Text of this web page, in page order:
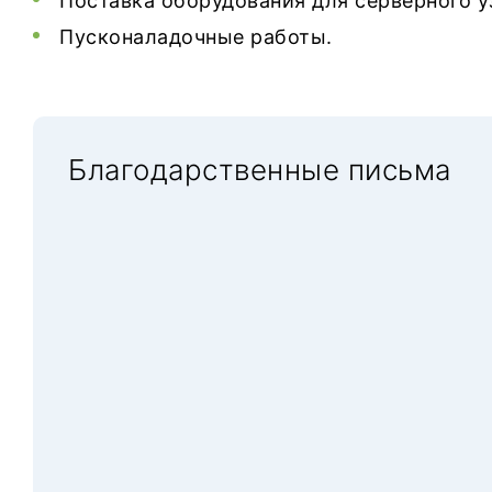
Пусконаладочные работы.
Благодарственные письма